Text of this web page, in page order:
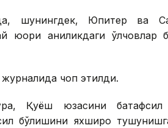
шунингдек, Юпитер ва
юқори аниқликдаги ўлчовлар
журналида чоп этилди.
Қуёш юзасини
бўлишини яхшироқ